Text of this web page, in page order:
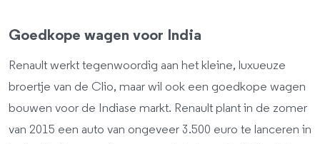
Goedkope wagen voor India
Renault werkt tegenwoordig aan het kleine, luxueuze
broertje van de Clio, maar wil ook een goedkope wagen
bouwen voor de Indiase markt. Renault plant in de zomer
van 2015 een auto van ongeveer 3.500 euro te lanceren in